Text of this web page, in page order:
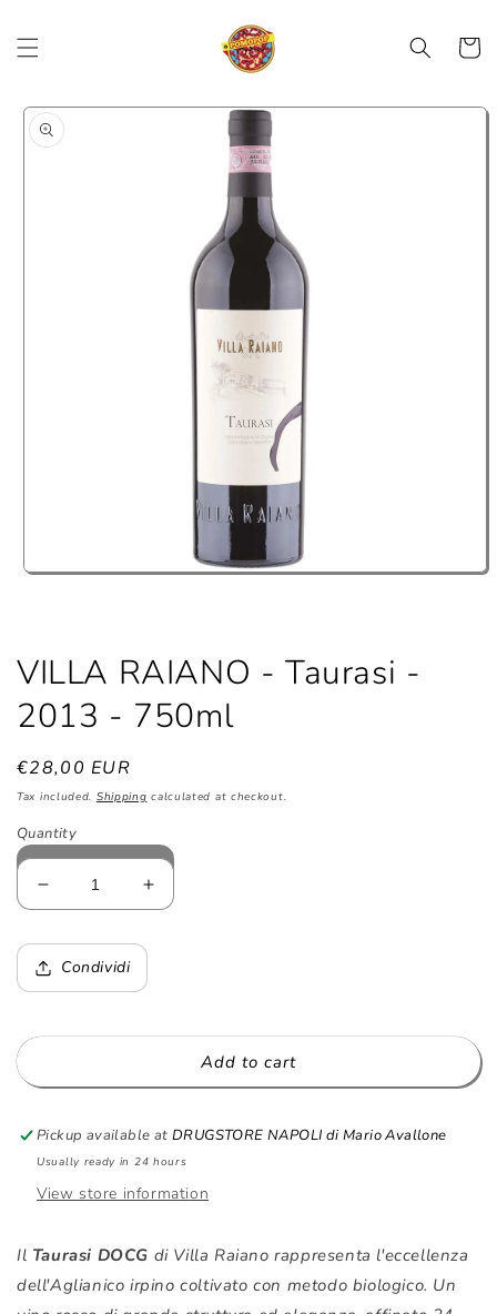
content
Cart
Skip to
product
information
Open
VILLA RAIANO - Taurasi -
2013 - 750ml
Regular
price
€28,00 EUR
Tax included. Shipping calculated at checkout.
Quantity
Decrease
quantity
for
VILLA
RAIANO
Taurasi
750ml
Increase
quantity
RAIANO
Taurasi
750ml
Condividi
Add to cart
Pickup available atDRUGSTORE NAPOLI di Mario Avallone
Usually ready in 24 hours
View store information
Il Taurasi DOCG di Villa Raiano rappresenta l'eccellenza
dell'Aglianico irpino coltivato con metodo biologico. Un